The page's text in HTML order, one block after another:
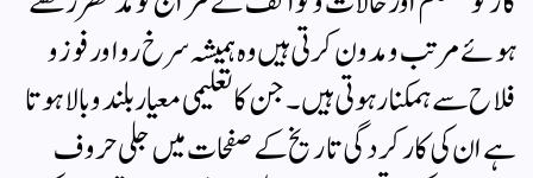
ہوئے مرتب و مدون کرتی ہیں وہ ہمیشہ سرخ رو اور فوز و
فلاح سے ہمکنار ہوتی ہیں۔ جن کا تعلیمی معیار بلند وبالا ہوتا
ہے ان کی کار کردگی تاریخ کے صفحات میں جلی حروف